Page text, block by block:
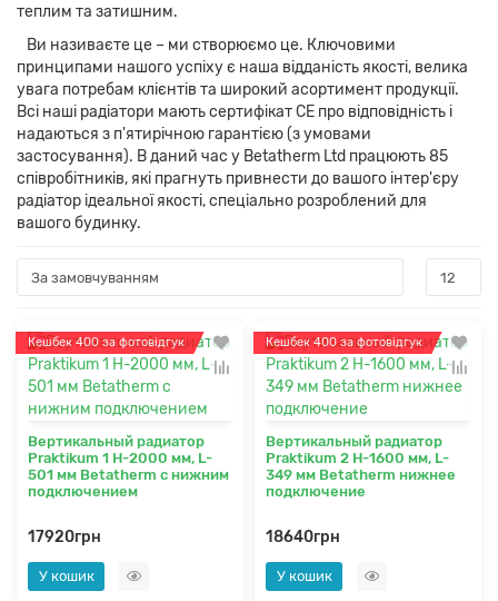
теплим та затишним.
Ви називаєте це – ми створюємо це. Ключовими
принципами нашого успіху є наша відданість якості, велика
увага потребам клієнтів та широкий асортимент продукції.
Всі наші радіатори мають сертифікат CE про відповідність і
надаються з п'ятирічною гарантією (з умовами
застосування). В даний час у Betatherm Ltd працюють 85
співробітників, які прагнуть привнести до вашого інтер'єру
радіатор ідеальної якості, спеціально розроблений для
вашого будинку.
Кешбек 400 за фотовідгук
Вертикальный радиатор
Praktikum 1 H-2000 мм, L-
501 мм Betatherm с нижним
подключением
17920грн
У кошик
Кешбек 400 за фотовідгук
Вертикальный радиатор
Praktikum 2 H-1600 мм, L-
349 мм Betatherm нижнее
подключение
18640грн
У кошик